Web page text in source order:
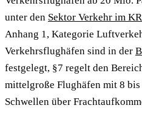
unter den Sektor Verkehr im
Anhang 1, Kategorie
Verkehrsflughäfen sind in der
festgelegt, §7 regelt den
mittelgroße Flughäfen mit 8
Schwellen über